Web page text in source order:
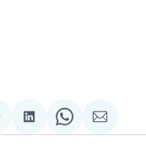
Compartir
en
Share
on
via